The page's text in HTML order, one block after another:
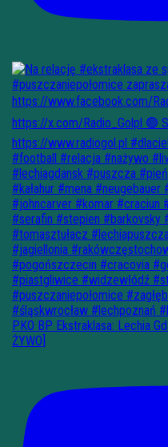
PKO BP Ekstraklasa: Lechia
ŻYWO]